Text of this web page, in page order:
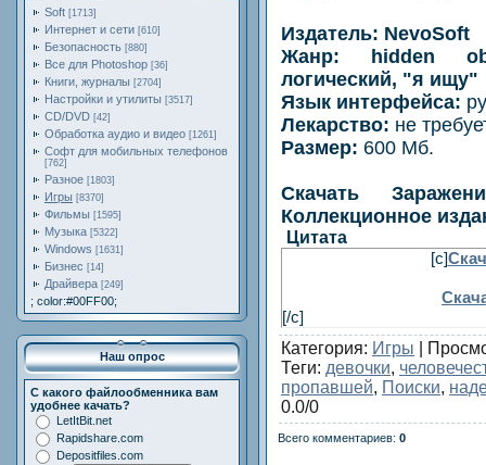
Soft [1713]
Интернет и сети [610]
Безопасность [880]
Все для Photoshop [36]
Книги, журналы [2704]
Настройки и утилиты [3517]
CD/DVD [42]
Обработка аудио и видео [1261]
Софт для мобильных телефонов
[762]
Разное [1803]
Игры [8370]
Фильмы [1595]
Музыка [5322]
Windows [1631]
Бизнес [14]
Драйвера [249]
; color:#00FF00;
Наш опрос
С какого файлообменника вам
удобнее качать?
LetItBit.net
Rapidshare.com
Depositfiles.com
Издатель: NevoSoft
Жанр: hidden
логический, "я ищу"
Язык интерфейса:
Лекарство: не
Размер: 600 Мб.
Скачать
Коллекционное
Цитата
[c]
[/c]
Категория: Игры
Теги: девочки,
пропавшей, Поиски,
0.0/0
Всего комментариев: 0